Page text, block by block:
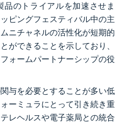
のトライアルを加速させま
ピングフェスティバル中の主
ニチャネルの活性化が短期的
ができることを示しており、
ォームパートナーシップの役
与を必要とすることが多い低
ーミュラにとって引き続き重
レヘルスや電子薬局との統合